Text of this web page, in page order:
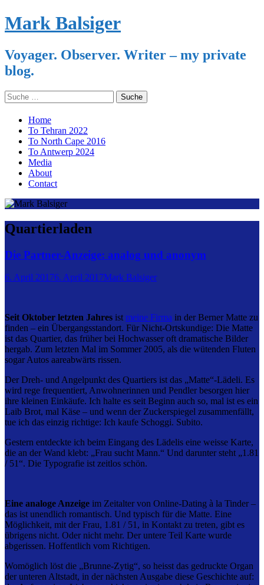
Mark Balsiger
Voyager. Observer. Writer – my private
blog.
Search
for:
Skip
content
Home
To Tehran 2022
To North Cape 2016
To Antwerp 2024
Media
About
Contact
Quartierladen
Die Partner-Anzeige: analog und anonym
6. April 20176. April 2017Mark Balsiger
Seit Oktober letzten Jahres ist meine Firma in der Berner Matte zu
finden – ein Übergangsstandort. Für Nicht-Ortskundige: Die Matte
ist das Quartier, das früher bei Hochwasser oft dramatische Bilder
hergab. Zum letzten Mal im Sommer 2005, als die wütenden Fluten
sogar Autos aareabwärts rissen.
Der Dreh- und Angelpunkt des Quartiers ist das „Matte“-Lädeli. Es
wird rege frequentiert, Anwohnerinnen und Pendler besorgen hier
ihre kleinen Einkäufe. Ich halte es seit Beginn auch so, mal ist es ein
Laib Brot, mal Käse – und wenn der Zuckerspiegel zusammenfällt,
tue ich das einzig richtige: Ich kaufe Schoggi. Subito.
Gestern entdeckte ich beim Eingang des Lädelis eine weisse Karte,
die an der Wand klebt: „Frau sucht Mann.“ Und darunter steht „1.81
/ 51“. Die Typografie ist zeitlos schön.
Eine analoge Anzeige im Zeitalter von Online-Dating à la Tinder –
das ist unendlich romantisch. Und typisch für die Matte. Eine
Möglichkeit, mit der Frau, 1.81 / 51, in Kontakt zu treten, gibt es
übrigens nicht. Oder nicht mehr. Der untere Teil Karte wurde
abgerissen. Hoffentlich vom Richtigen.
Womöglich löst die „Brunne-Zytig“, so heisst das gedruckte Organ
der unteren Altstadt, in der nächsten Ausgabe diese Geschichte auf: